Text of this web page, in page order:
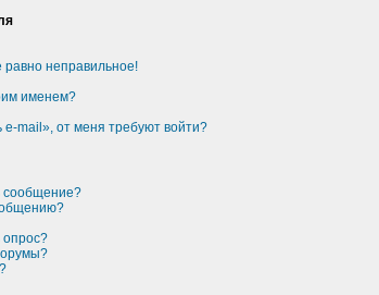
равно неправильное!
именем?
mail», от меня требуют войти?
сообщение?
опрос?